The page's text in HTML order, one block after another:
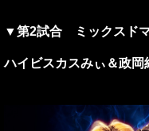
▼第2試合 ミックスド
ハイビスカスみぃ＆政